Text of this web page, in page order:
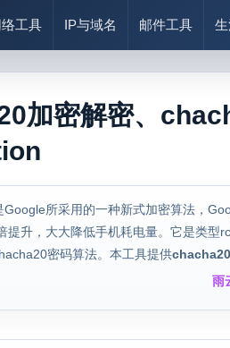
工具 IP与域名 邮件工具
加密解密、
所采用的一种新式加密算法，
提升，大大降低手机耗电量。它是类
密码算法。本工具提供
雨